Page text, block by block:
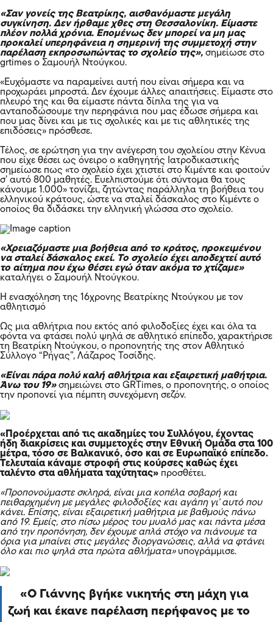
«Σαν γονείς της Βεατρίκης, αισθανόμαστε μεγάλη
συγκίνηση. Δεν ήρθαμε χθες στη Θεσσαλονίκη. Είμαστε
πλέον πολλά χρόνια. Επομένως δεν μπορεί να μη μας
προκαλεί υπερηφάνεια η σημερινή της συμμετοχή στην
παρέλαση εκπροσωπώντας το σχολείο της», σημείωσε στο
grtimes o Σαμουήλ Ντούγκου.
«Ευχόμαστε να παραμείνει αυτή που είναι σήμερα και να
προχωράει μπροστά. Δεν έχουμε άλλες απαιτήσεις. Είμαστε στο
πλευρό της και θα είμαστε πάντα δίπλα της για να
ανταποδώσουμε την περηφάνια που μας έδωσε σήμερα και
που μας δίνει και με τις σχολικές και με τις αθλητικές της
επιδόσεις» πρόσθεσε.
Τέλος, σε ερώτηση για την ανέγερση του σχολείου στην Κένυα
που είχε θέσει ως όνειρο ο καθηγητής Ιατροδικαστικής
σημείωσε πως «το σχολείο έχει χτιστεί στο Κιμέντε και φοιτούν
σ’ αυτό 800 μαθητές. Ευελπιστούμε ότι σύντομα θα τους
κάνουμε 1.000» τονίζει, ζητώντας παράλληλα τη βοήθεια του
ελληνικού κράτους, ώστε να σταλεί δάσκαλος στο Κιμέντε ο
οποίος θα διδάσκει την ελληνική γλώσσα στο σχολείο.
«Χρειαζόμαστε μια βοήθεια από το κράτος, προκειμένου
να σταλεί δάσκαλος εκεί. Το σχολείο έχει αποδεχτεί αυτό
το αίτημα που έχω θέσει εγώ όταν ακόμα το χτίζαμε»
καταλήγει ο Σαμουήλ Ντούγκου.
Η ενασχόληση της 16χρονης Βεατρίκης Ντούγκου με τον
αθλητισμό
Ως μια αθλήτρια που εκτός από φιλοδοξίες έχει και όλα τα
φόντα να φτάσει πολύ ψηλά σε αθλητικό επίπεδο, χαρακτήρισε
τη Βεατρίκη Ντούγκου, ο προπονητής της στον Αθλητικό
Σύλλογο “Ρήγας”, Λάζαρος Τοσίδης.
«Είναι πάρα πολύ καλή αθλήτρια και εξαιρετική μαθήτρια.
Άνω του 19»σημειώνει στο GRTimes, ο προπονητής, ο οποίος
την προπονεί για πέμπτη συνεχόμενη σεζόν.
«Προέρχεται από τις ακαδημίες του Συλλόγου, έχοντας
ήδη διακρίσεις και συμμετοχές στην Εθνική Ομάδα στα 100
μέτρα, τόσο σε Βαλκανικό, όσο και σε Ευρωπαϊκό επίπεδο.
Τελευταία κάναμε στροφή στις κούρσες καθώς έχει
ταλέντο στα αθλήματα ταχύτητας» προσθέτει.
«Προπονούμαστε σκληρά, είναι μια κοπέλα σοβαρή και
πειθαρχημένη με μεγάλες φιλοδοξίες και αγάπη γι’ αυτό που
κάνει. Επίσης, είναι εξαιρετική μαθήτρια με βαθμούς πάνω
από 19. Εμείς, στο πίσω μέρος του μυαλό μας και πάντα μέσα
από την προπόνηση, δεν έχουμε απλά στόχο να πιάνουμε τα
όρια για μπαίνει στις μεγάλες διοργανώσεις, αλλά να φτάνει
όλο και πιο ψηλά στα πρώτα αθλήματα»υπογράμμισε.
Ο Γιάννης βγήκε νικητής στη μάχη για
ζωή και έκανε παρέλαση περήφανος με το